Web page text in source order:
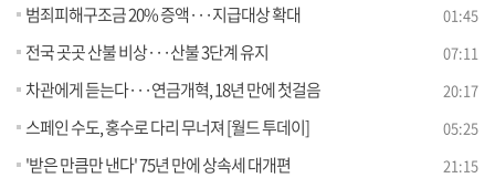
범죄피해구조금 20% 증액···지급대상 확대 01:45
전국 곳곳 산불 비상···산불 3단계 유지 07:11
차관에게 듣는다···연금개혁, 18년 만에 첫걸음 20:17
스페인 수도, 홍수로 다리 무너져 [월드 투데이] 05:25
'받은 만큼만 낸다' 75년 만에 상속세 대개편 21:15